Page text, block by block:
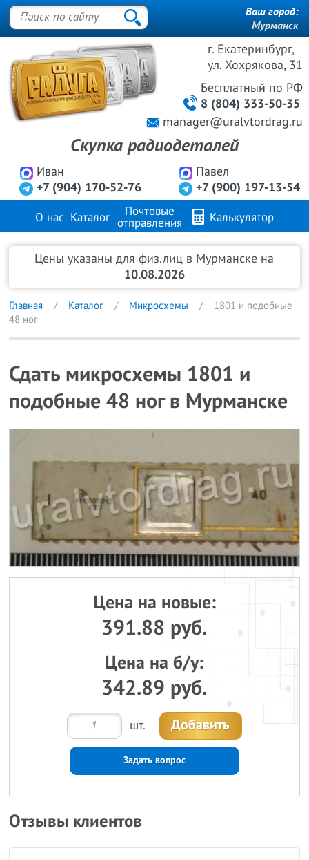
г. Екатеринбург,
ул. Хохрякова, 31
Иван
+7 (904) 170-52-76
Павел
+7 (900) 197-13-54
Бесплатный по РФ
8 (804) 333-50-35
manager@uralvtordrag.ru
Скупка радиодеталей
Ваш город:
Мурманск
О нас Каталог
Почтовые
отправления
Калькулятор
Продажа металлов Контакты
Цены указаны для физ.лиц в Мурманске на
10.08.2026
Главная Каталог Микросхемы
1801 и подобные
48 ног
Сдать микросхемы 1801 и
подобные 48 ног в Мурманске
Цена на новые:
391.88 руб.
Цена на б/у:
342.89 руб.
шт. Добавить
Задать вопрос
Отзывы клиентов